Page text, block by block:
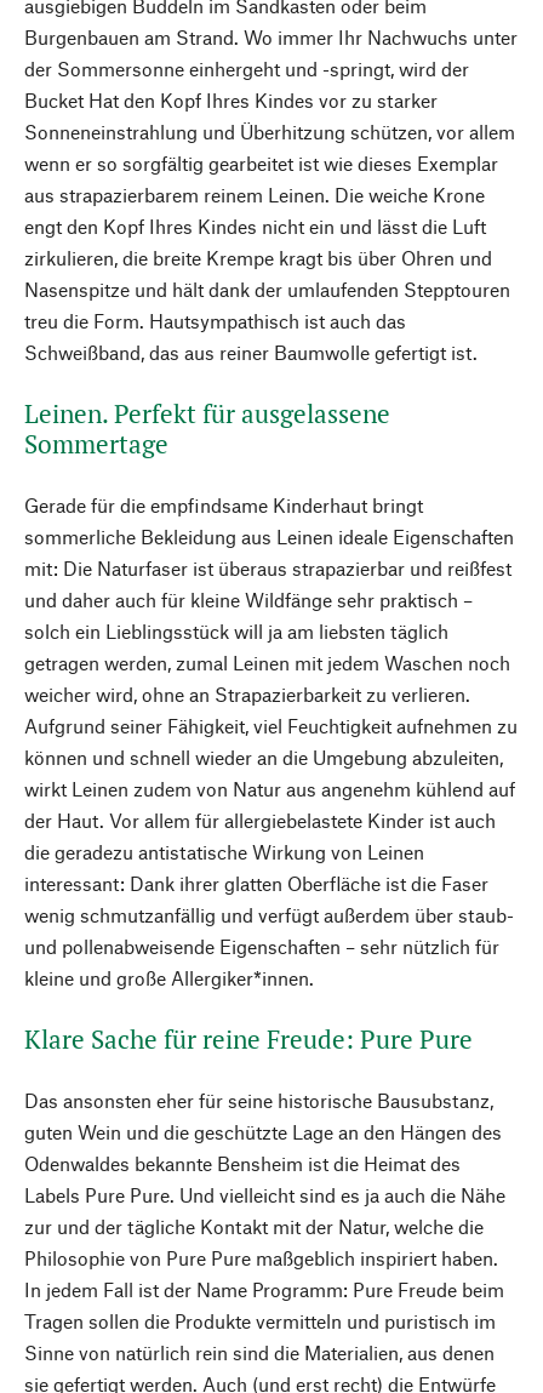
ausgiebigen Buddeln im Sandkasten oder beim
Burgenbauen am Strand. Wo immer Ihr Nachwuchs unter
der Sommersonne einhergeht und -springt, wird der
Bucket Hat den Kopf Ihres Kindes vor zu starker
Sonneneinstrahlung und Überhitzung schützen, vor allem
wenn er so sorgfältig gearbeitet ist wie dieses Exemplar
aus strapazierbarem reinem Leinen. Die weiche Krone
engt den Kopf Ihres Kindes nicht ein und lässt die Luft
zirkulieren, die breite Krempe kragt bis über Ohren und
Nasenspitze und hält dank der umlaufenden Stepptouren
treu die Form. Hautsympathisch ist auch das
Schweißband, das aus reiner Baumwolle gefertigt ist.
Leinen. Perfekt für ausgelassene
Sommertage
Gerade für die empfindsame Kinderhaut bringt
sommerliche Bekleidung aus Leinen ideale Eigenschaften
mit: Die Naturfaser ist überaus strapazierbar und reißfest
und daher auch für kleine Wildfänge sehr praktisch –
solch ein Lieblingsstück will ja am liebsten täglich
getragen werden, zumal Leinen mit jedem Waschen noch
weicher wird, ohne an Strapazierbarkeit zu verlieren.
Aufgrund seiner Fähigkeit, viel Feuchtigkeit aufnehmen zu
können und schnell wieder an die Umgebung abzuleiten,
wirkt Leinen zudem von Natur aus angenehm kühlend auf
der Haut. Vor allem für allergiebelastete Kinder ist auch
die geradezu antistatische Wirkung von Leinen
interessant: Dank ihrer glatten Oberfläche ist die Faser
wenig schmutzanfällig und verfügt außerdem über staub-
und pollenabweisende Eigenschaften – sehr nützlich für
kleine und große Allergiker*innen.
Klare Sache für reine Freude: Pure Pure
Das ansonsten eher für seine historische Bausubstanz,
guten Wein und die geschützte Lage an den Hängen des
Odenwaldes bekannte Bensheim ist die Heimat des
Labels Pure Pure. Und vielleicht sind es ja auch die Nähe
zur und der tägliche Kontakt mit der Natur, welche die
Philosophie von Pure Pure maßgeblich inspiriert haben.
In jedem Fall ist der Name Programm: Pure Freude beim
Tragen sollen die Produkte vermitteln und puristisch im
Sinne von natürlich rein sind die Materialien, aus denen
sie gefertigt werden. Auch (und erst recht) die Entwürfe